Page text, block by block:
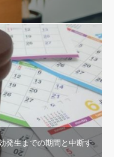
発生までの期間と中断す